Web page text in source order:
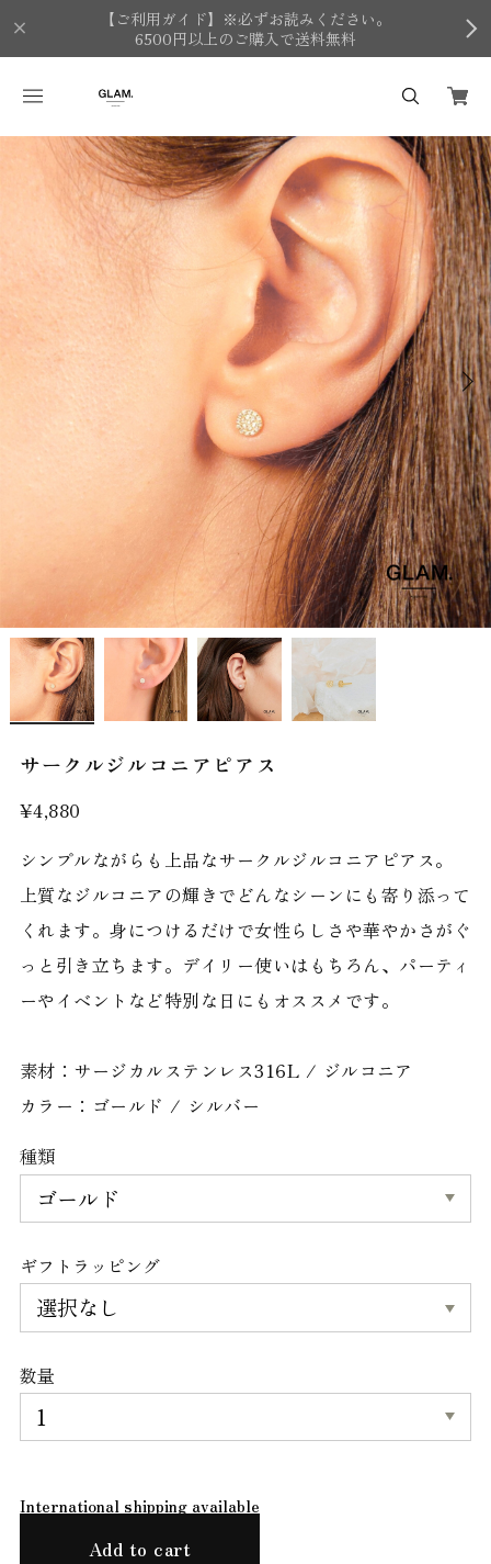
【ご利用ガイド】※必ずお読みください。
6500円以上のご購入で送料無料
サークルジルコニアピアス
¥4,880
シンプルながらも上品なサークルジルコニアピアス。
上質なジルコニアの輝きでどんなシーンにも寄り添って
くれます。身につけるだけで女性らしさや華やかさがぐ
っと引き立ちます。デイリー使いはもちろん、パーティ
ーやイベントなど特別な日にもオススメです。
素材：サージカルステンレス316L / ジルコニア
カラー：ゴールド / シルバー
種類
ギフトラッピング
数量
International shipping available
Add to cart